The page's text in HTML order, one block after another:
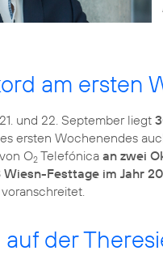
am ersten
und 22. September liegt
ersten Wochenendes
O2 Telefónica an zwei
Wiesn-Festtage im Jahr
der